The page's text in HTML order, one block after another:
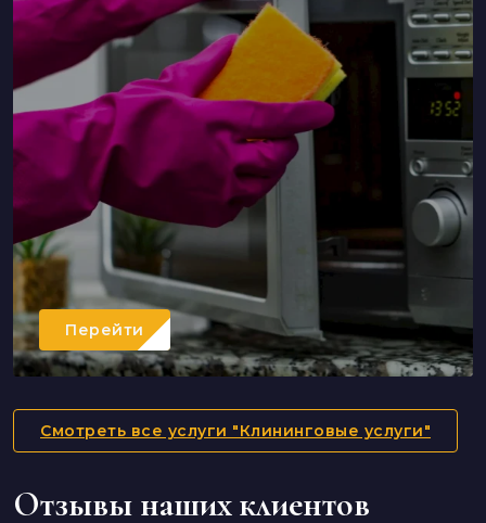
Перейти
Смотреть все услуги "Клининговые услуги"
Отзывы наших клиентов